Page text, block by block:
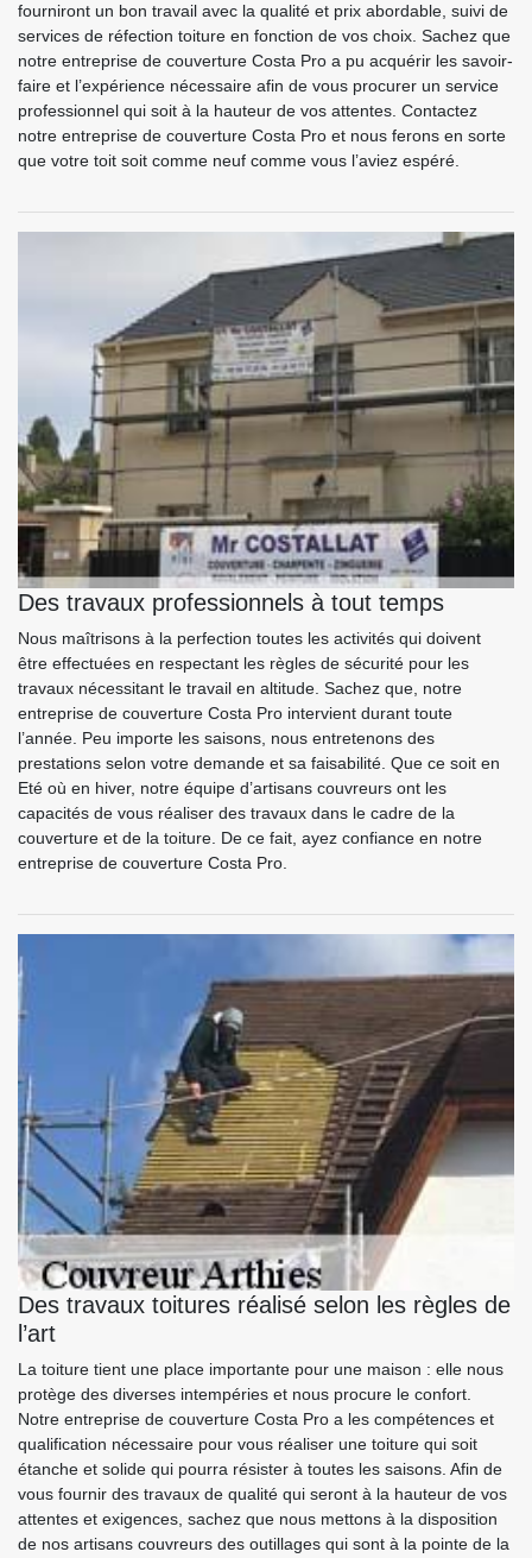
fourniront un bon travail avec la qualité et prix abordable, suivi de
services de réfection toiture en fonction de vos choix. Sachez que
notre entreprise de couverture Costa Pro a pu acquérir les savoir-
faire et l’expérience nécessaire afin de vous procurer un service
professionnel qui soit à la hauteur de vos attentes. Contactez
notre entreprise de couverture Costa Pro et nous ferons en sorte
que votre toit soit comme neuf comme vous l’aviez espéré.
Des travaux professionnels à tout temps
Nous maîtrisons à la perfection toutes les activités qui doivent
être effectuées en respectant les règles de sécurité pour les
travaux nécessitant le travail en altitude. Sachez que, notre
entreprise de couverture Costa Pro intervient durant toute
l’année. Peu importe les saisons, nous entretenons des
prestations selon votre demande et sa faisabilité. Que ce soit en
Eté où en hiver, notre équipe d’artisans couvreurs ont les
capacités de vous réaliser des travaux dans le cadre de la
couverture et de la toiture. De ce fait, ayez confiance en notre
entreprise de couverture Costa Pro.
Des travaux toitures réalisé selon les règles de
l’art
La toiture tient une place importante pour une maison : elle nous
protège des diverses intempéries et nous procure le confort.
Notre entreprise de couverture Costa Pro a les compétences et
qualification nécessaire pour vous réaliser une toiture qui soit
étanche et solide qui pourra résister à toutes les saisons. Afin de
vous fournir des travaux de qualité qui seront à la hauteur de vos
attentes et exigences, sachez que nous mettons à la disposition
de nos artisans couvreurs des outillages qui sont à la pointe de la